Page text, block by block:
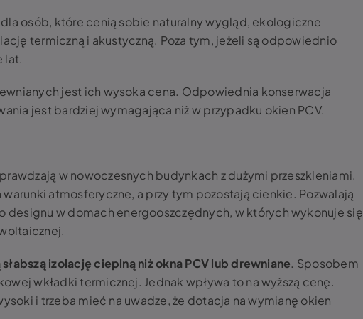
osób, które cenią sobie naturalny wygląd, ekologiczne
termiczną i akustyczną. Poza tym, jeżeli są odpowiednio
lat.
jest ich wysoka cena. Odpowiednia konserwacja
jest bardziej wymagająca niż w przypadku okien PCV.
w nowoczesnych budynkach z dużymi przeszkleniami.
warunki atmosferyczne, a przy tym pozostają cienkie. Pozwalają
designu w domach energooszczędnych, w których wykonuje się
izolację cieplną niż okna PCV lub drewniane. Sposobem
wkładki termicznej. Jednak wpływa to na wyższą cenę.
i trzeba mieć na uwadze, że dotacja na wymianę okien